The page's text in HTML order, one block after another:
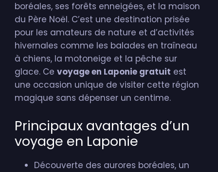
boréales, ses forêts enneigées, et la maison
du Père Noël. C’est une destination prisée
pour les amateurs de nature et d’activités
hivernales comme les balades en traîneau
à chiens, la motoneige et la pêche sur
glace. Ce voyage en Laponie gratuit est
une occasion unique de visiter cette région
magique sans dépenser un centime.
Principaux avantages d’un
voyage en Laponie
Découverte des aurores boréales, un